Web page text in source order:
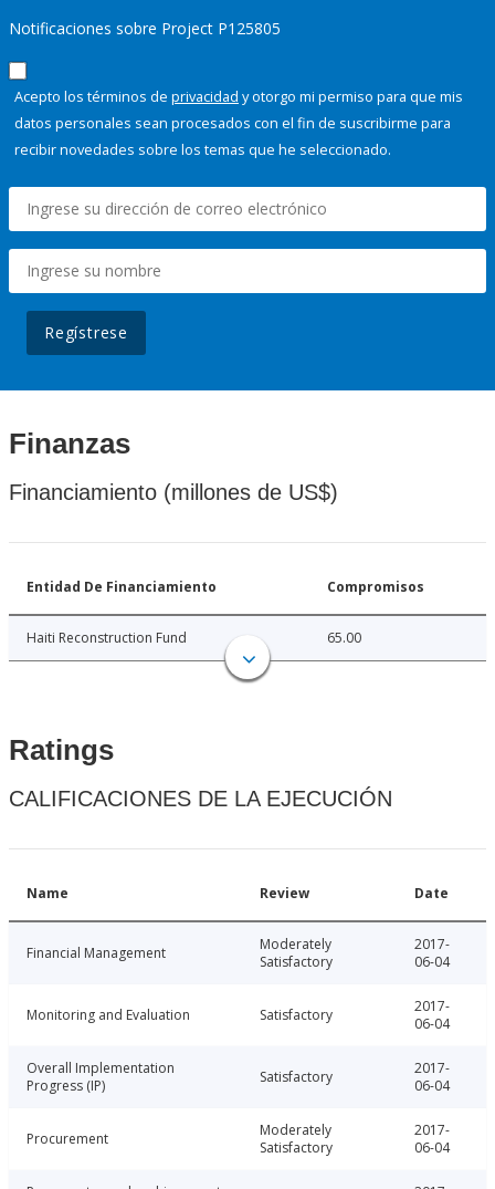
Notificaciones sobre Project P125805
Acepto los términos de privacidad y otorgo mi permiso para que mis
datos personales sean procesados con el fin de suscribirme para
recibir novedades sobre los temas que he seleccionado.
Regístrese
Finanzas
Financiamiento (millones de US$)
Entidad De Financiamiento Compromisos
Haiti Reconstruction Fund 65.00
Ratings
CALIFICACIONES DE LA EJECUCIÓN
Name Review Date
Financial Management
Moderately
Satisfactory
2017-
06-04
Monitoring and Evaluation Satisfactory
2017-
06-04
Overall Implementation
Progress (IP)
Satisfactory
2017-
06-04
Procurement
Moderately
Satisfactory
2017-
06-04